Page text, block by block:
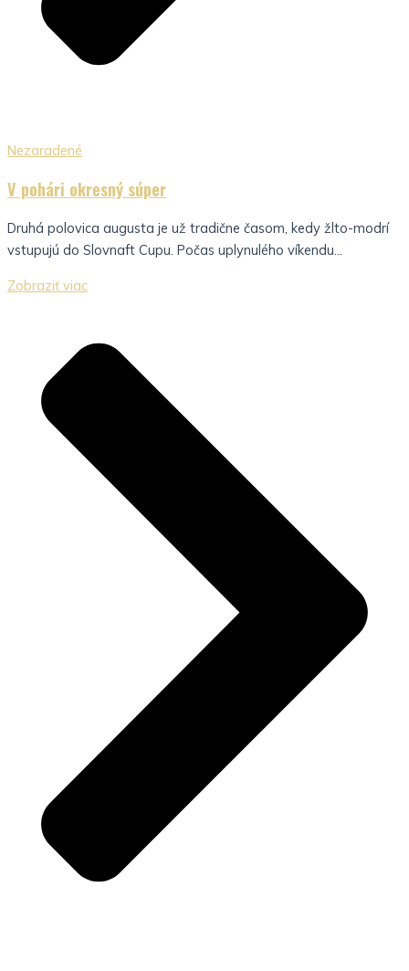
Nezaradené
V pohári okresný súper
Druhá polovica augusta je už tradične časom, kedy žlto-modrí
vstupujú do Slovnaft Cupu. Počas uplynulého víkendu...
Zobraziť viac